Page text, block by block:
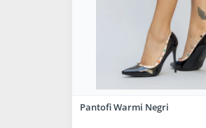
Pantofi Warmi Negri